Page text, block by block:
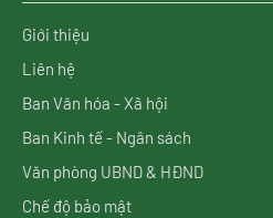
Giới thiệu
Liên hệ
Ban Văn hóa - Xã hội
Ban Kinh tế - Ngân sách
Văn phòng UBND & HĐND
Chế độ bảo mật